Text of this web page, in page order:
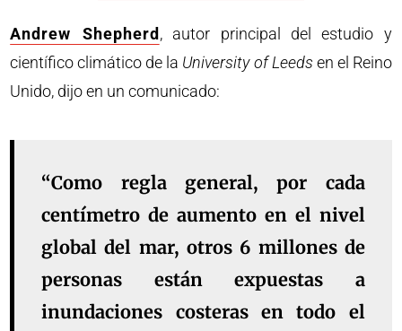
Andrew Shepherd , autor principal del estudio y
científico climático de la University of Leeds en el Reino
Unido, dijo en un comunicado:
“Como regla general, por cada
centímetro de aumento en el nivel
global del mar, otros 6 millones de
personas están expuestas a
inundaciones costeras en todo el